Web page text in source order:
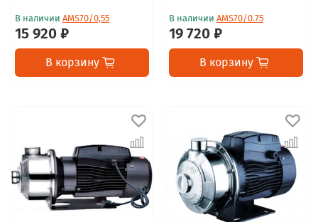
В наличии AMS70/0,55
15 920 ₽
В корзину
В наличии AMS70/0.75
19 720 ₽
В корзину